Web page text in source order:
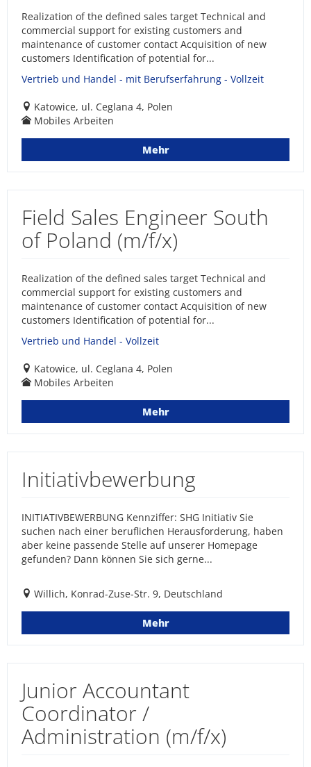
Realization of the defined sales target Technical and
commercial support for existing customers and
maintenance of customer contact Acquisition of new
customers Identification of potential for...
Vertrieb und Handel - mit Berufserfahrung - Vollzeit
Katowice, ul. Ceglana 4, Polen
Mobiles Arbeiten
Mehr
Field Sales Engineer South
of Poland (m/f/x)
Realization of the defined sales target Technical and
commercial support for existing customers and
maintenance of customer contact Acquisition of new
customers Identification of potential for...
Vertrieb und Handel - Vollzeit
Katowice, ul. Ceglana 4, Polen
Mobiles Arbeiten
Mehr
Initiativbewerbung
INITIATIVBEWERBUNG Kennziffer: SHG Initiativ Sie
suchen nach einer beruflichen Herausforderung, haben
aber keine passende Stelle auf unserer Homepage
gefunden? Dann können Sie sich gerne...
Willich, Konrad-Zuse-Str. 9, Deutschland
Mehr
Junior Accountant
Coordinator /
Administration (m/f/x)